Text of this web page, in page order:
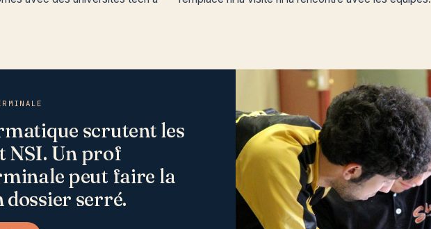
scrutent les
NSI. Un prof
peut faire la
serré.